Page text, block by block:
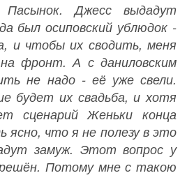
Пасынок. Джесс выдадут
был осиповский ублюдок -
и чтобы их сводить, меня
фронт. А с даниловским
не надо - её уже свели.
будет их свадьба, и хотя
сценарий Женьки конца
ясно, что я не полезу в это
замуж. Этот вопрос у
Потому мне с такою